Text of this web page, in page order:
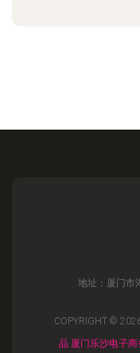
地址：厦门市
COPYRIGHT ©
品 厦门乐沙电子商